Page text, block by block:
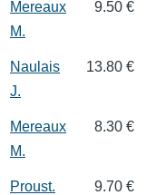
Mereaux
M.
9.50 €
Naulais
J.
13.80 €
Mereaux
M.
8.30 €
Proust.
9.70 €